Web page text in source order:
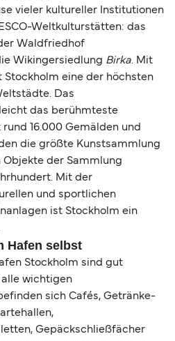
vieler kultureller Institutionen
Weltkulturstätten: das
Waldfriedhof
Wikingersiedlung Birka. Mit
Stockholm eine der höchsten
Das
das berühmteste
16.000 Gemälden und
die größte Kunstsammlung
Objekte der Sammlung
Mit der
und sportlichen
ist Stockholm ein
Hafen selbst
Stockholm sind gut
wichtigen
sich Cafés, Getränke-
Gepäckschließfächer